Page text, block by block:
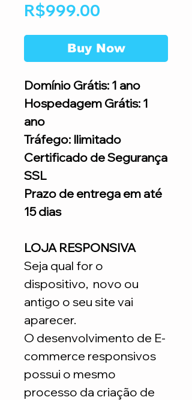
R$999.00
Buy Now
Domínio Grátis: 1 ano
Hospedagem Grátis: 1
ano
Tráfego: Ilimitado
Certificado de Segurança
SSL
Prazo de entrega em até
15 dias
LOJA RESPONSIVA
Seja qual for o
dispositivo, novo ou
antigo o seu site vai
aparecer.
O desenvolvimento de E-
commerce responsivos
possui o mesmo
processo da criação de